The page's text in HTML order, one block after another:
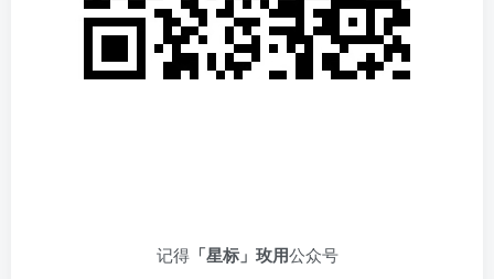
记得「星标」玫用公众号